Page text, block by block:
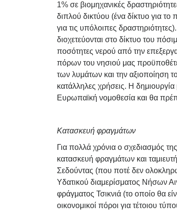
1% σε βιομηχανικές
διπλού δικτύου (ένα δίκτυο για
για τις υπόλοιπες
διοχετεύονται στο δίκτυο του
ποσότητες νερού από την
πόρων του νησιού μας
των λυμάτων και την αξιοποίηση
κατάλληλες χρήσεις. Η
Ευρωπαϊκή νομοθεσία και θα
Κατασκευή φραγμάτων
Για πολλά χρόνια ο σχεδιασμός
κατασκευή φραγμάτων και
Σεδούντας (που ποτέ δεν
Υδατικού διαμερίσματος Νήσων
φράγματος Τσικνιά (το οποίο θα
οικονομικοί πόροι για τέτοιου